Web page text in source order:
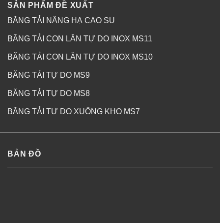
SẢN PHẨM ĐỀ XUẤT
BĂNG TẢI NÂNG HẠ CAO SU
BĂNG TẢI CON LĂN TỰ DO INOX MS11
BĂNG TẢI CON LĂN TỰ DO INOX MS10
BĂNG TẢI TỰ DO MS9
BĂNG TẢI TỰ DO MS8
BĂNG TẢI TỰ DO XUỐNG KHO MS7
BẢN ĐỒ